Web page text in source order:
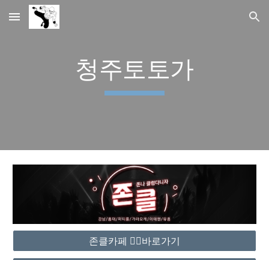
Skip to main content Skip to navigation
청주토토가
존클카페 ❤️‍🔥바로가기